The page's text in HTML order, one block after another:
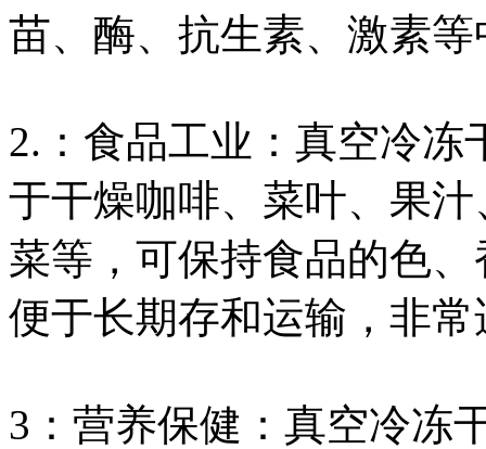
苗、酶、抗生素、激素
2.：食品工业：真空冷
于干燥咖啡、菜叶、果
菜等，可保持食品的色
便于长期存和运输，非
3：营养保健：真空冷冻